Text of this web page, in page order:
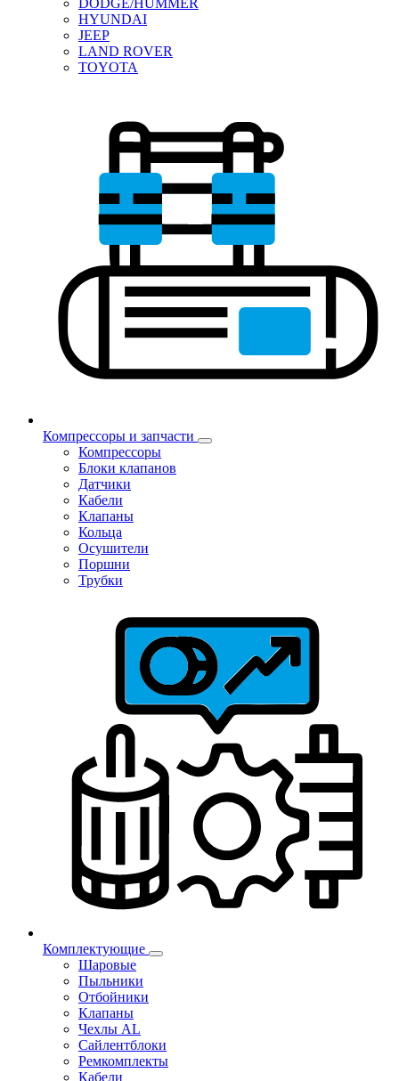
HYUNDAI
JEEP
LAND ROVER
TOYOTA
Компрессоры и запчасти
Компрессоры
Блоки клапанов
Датчики
Кабели
Клапаны
Кольца
Осушители
Поршни
Трубки
Комплектующие
Шаровые
Пыльники
Отбойники
Клапаны
Чехлы AL
Сайлентблоки
Ремкомплекты
Кабели